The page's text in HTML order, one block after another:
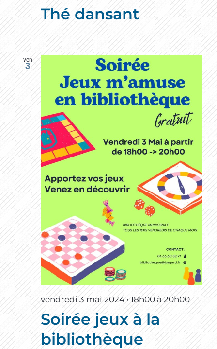
Thé dansant
ven
3
vendredi 3 mai 2024 • 18h00 à 20h00
Soirée jeux à la
bibliothèque